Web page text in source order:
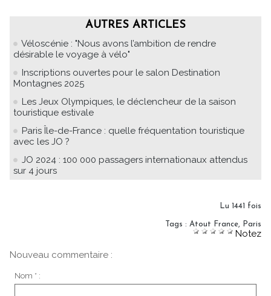
AUTRES ARTICLES
Véloscénie : "Nous avons l’ambition de rendre
désirable le voyage à vélo"
Inscriptions ouvertes pour le salon Destination
Montagnes 2025
Les Jeux Olympiques, le déclencheur de la saison
touristique estivale
Paris Île-de-France : quelle fréquentation touristique
avec les JO ?
JO 2024 : 100 000 passagers internationaux attendus
sur 4 jours
Lu 1441 fois
Tags : Atout France Paris
Notez
Nouveau commentaire :
Nom * :